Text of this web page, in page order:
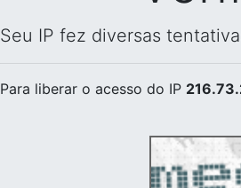
Seu IP fez diversas
Para liberar o acesso do IP